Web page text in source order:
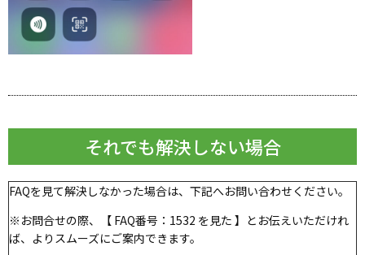
それでも解決しない場合
FAQを見て解決しなかった場合は、下記へお問い合わせください。
※お問合せの際、【 FAQ番号：1532 を見た 】とお伝えいただけれ
ば、よりスムーズにご案内できます。